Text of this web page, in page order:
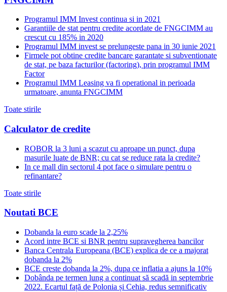
Programul IMM Invest continua si in 2021
Garantiile de stat pentru credite acordate de FNGCIMM au
crescut cu 185% in 2020
Programul IMM invest se prelungeste pana in 30 iunie 2021
Firmele pot obtine credite bancare garantate si subventionate
de stat, pe baza facturilor (factoring), prin programul IMM
Factor
Programul IMM Leasing va fi operational in perioada
urmatoare, anunta FNGCIMM
Toate stirile
Calculator de credite
ROBOR la 3 luni a scazut cu aproape un punct, dupa
masurile luate de BNR; cu cat se reduce rata la credite?
In ce mall din sectorul 4 pot face o simulare pentru o
refinantare?
Toate stirile
Noutati BCE
Dobanda la euro scade la 2,25%
Acord intre BCE si BNR pentru supravegherea bancilor
Banca Centrala Europeana (BCE) explica de ce a majorat
dobanda la 2%
BCE creste dobanda la 2%, dupa ce inflatia a ajuns la 10%
Dobânda pe termen lung a continuat să scadă in septembrie
2022. Ecartul față de Polonia și Cehia, redus semnificativ